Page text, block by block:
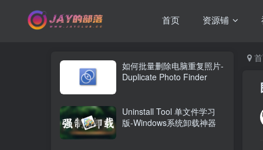
首页 资源铺
如何批量删除电脑重复照片-
Duplicate Photo Finder
Uninstall Tool 单文件学习
版-Windows系统卸载神器